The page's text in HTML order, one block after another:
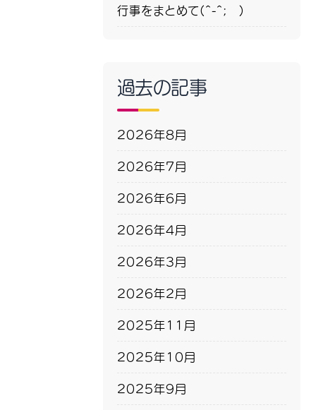
行事をまとめて(^-^; )
過去の記事
2026年8月
2026年7月
2026年6月
2026年4月
2026年3月
2026年2月
2025年11月
2025年10月
2025年9月